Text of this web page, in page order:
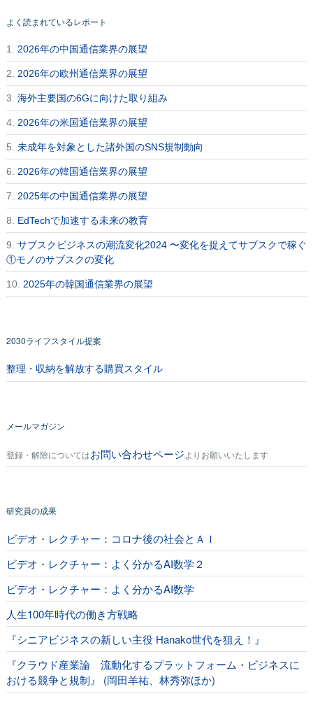
よく読まれているレポート
1. 2026年の中国通信業界の展望
2. 2026年の欧州通信業界の展望
3. 海外主要国の6Gに向けた取り組み
4. 2026年の米国通信業界の展望
5. 未成年を対象とした諸外国のSNS規制動向
6. 2026年の韓国通信業界の展望
7. 2025年の中国通信業界の展望
8. EdTechで加速する未来の教育
9. サブスクビジネスの潮流変化2024 〜変化を捉えてサブスクで稼ぐ
①モノのサブスクの変化
10. 2025年の韓国通信業界の展望
2030ライフスタイル提案
整理・収納を解放する購買スタイル
メールマガジン
登録・解除についてはお問い合わせページ よりお願いいたします
研究員の成果
ビデオ・レクチャー：コロナ後の社会とＡＩ
ビデオ・レクチャー：よく分かるAI数学２
ビデオ・レクチャー：よく分かるAI数学
人生100年時代の働き方戦略
『シニアビジネスの新しい主役 Hanako世代を狙え！』
『クラウド産業論 流動化するプラットフォーム・ビジネスに
おける競争と規制』 (岡田羊祐、林秀弥ほか)